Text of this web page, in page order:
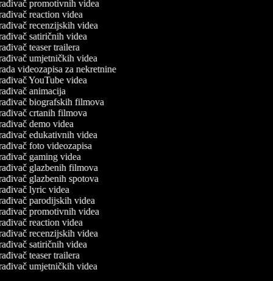
promotivnih videa
reaction videa
recenzijskih videa
satiričnih videa
teaser trailera
umjetničkih videa
videozapisa za nekretnine
YouTube videa
animacija
biografskih filmova
crtanih filmova
demo videa
edukativnih videa
foto videozapisa
gaming videa
glazbenih filmova
glazbenih spotova
lyric videa
parodijskih videa
promotivnih videa
reaction videa
recenzijskih videa
satiričnih videa
teaser trailera
umjetničkih videa